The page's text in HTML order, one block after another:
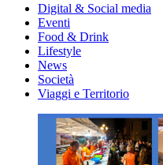
Digital & Social media
Eventi
Food & Drink
Lifestyle
News
Società
Viaggi e Territorio